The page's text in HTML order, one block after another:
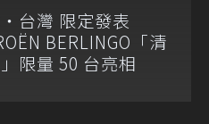
相
台灣 限定發表
BERLINGO「清
限量 50 台亮相